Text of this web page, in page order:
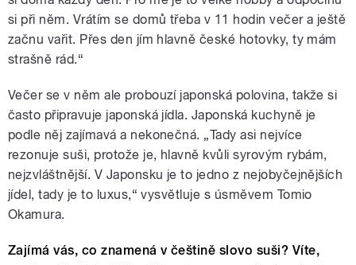
si při něm. Vrátím se domů třeba v 11 hodin večer a ještě
začnu vařit. Přes den jím hlavně české hotovky, ty mám
strašně rád.“
Večer se v něm ale probouzí japonská polovina, takže si
často připravuje japonská jídla. Japonská kuchyně je
podle něj zajímavá a nekonečná. „Tady asi nejvíce
rezonuje suši, protože je, hlavně kvůli syrovým rybám,
nejzvláštnější. V Japonsku je to jedno z nejobyčejnějších
jídel, tady je to luxus,“ vysvětluje s úsměvem Tomio
Okamura.
Zajímá vás, co znamená v češtině slovo suši? Víte,